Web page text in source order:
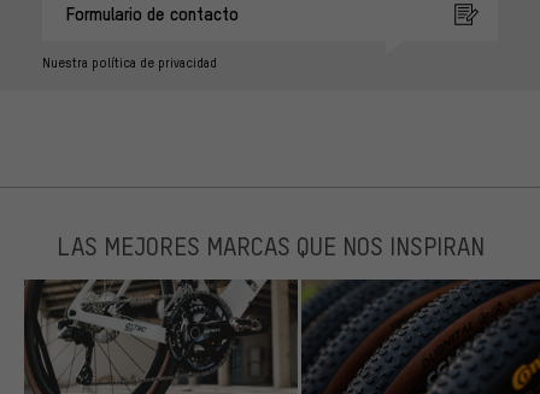
Formulario de contacto
Nuestra política de privacidad
LAS MEJORES MARCAS QUE NOS INSPIRAN